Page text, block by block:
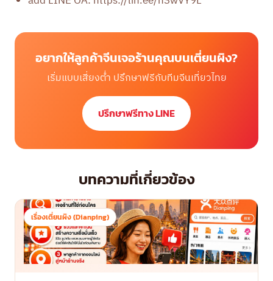
อยากให้ลูกค้าจีนเจอร้านคุณบนเตี่ยนผิง?
เริ่มแบบเสี่ยงต่ำ ปรึกษาฟรีกับทีมจีนเที่ยวไทย
ปรึกษาฟรีทาง LINE
บทความที่เกี่ยวข้อง
เรื่องเตี่ยนผิง (Dianping)